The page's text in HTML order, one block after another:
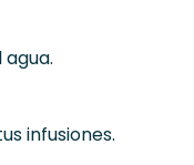
infusiones.